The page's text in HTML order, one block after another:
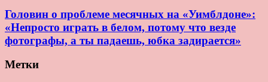
Головин о проблеме месячных на «Уимблдоне»:
«Непросто играть в белом, потому что везде
фотографы, а ты падаешь, юбка задирается»
Метки